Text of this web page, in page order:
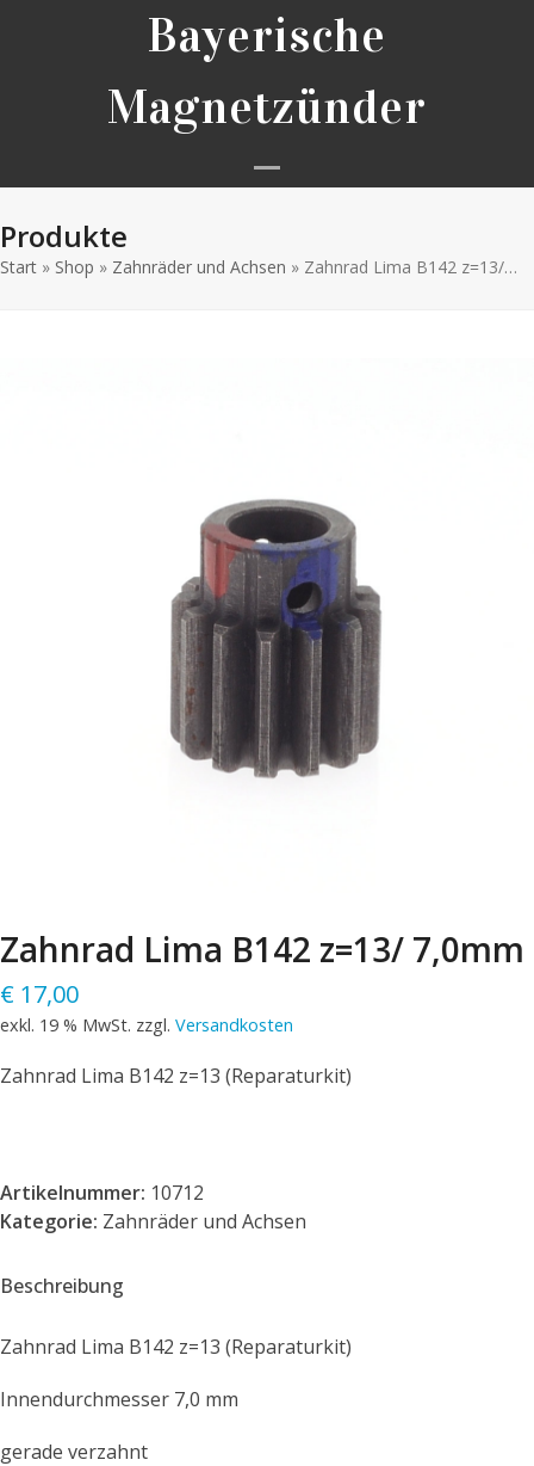
Bayerische
Magnetzünder
Open
menu
Close
menu
Produkte
Start » Shop » Zahnräder und Achsen » Zahnrad Lima B142 z=13/…
Zahnrad Lima B142 z=13/ 7,0mm
€ 17,00
exkl. 19 % MwSt. zzgl. Versandkosten
Zahnrad Lima B142 z=13 (Reparaturkit)
Artikelnummer: 10712
Kategorie: Zahnräder und Achsen
Beschreibung
Zahnrad Lima B142 z=13 (Reparaturkit)
Innendurchmesser 7,0 mm
gerade verzahnt